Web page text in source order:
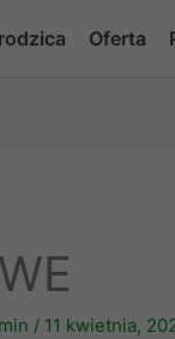
Oferta
/ 11 kwietnia,